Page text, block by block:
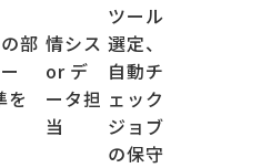
部
を
情シス
or デ
ータ担
当
ツール
選定、
自動チ
ェック
ジョブ
の保守